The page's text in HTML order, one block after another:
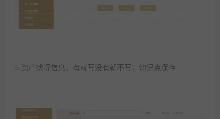
5.资产状况信息，有就写没有就不写，切记点保存